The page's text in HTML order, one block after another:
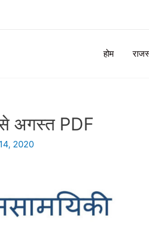
होम
अगस्त PDF
2020